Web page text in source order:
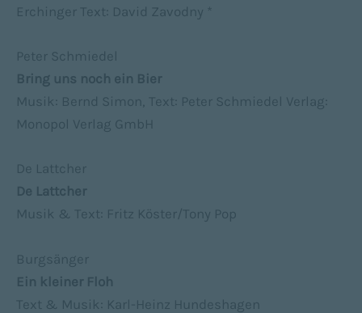
Erchinger Text: David Zavodny *
Peter Schmiedel
Bring uns noch ein Bier
Musik: Bernd Simon, Text: Peter Schmiedel Verlag:
Monopol Verlag GmbH
De Lattcher
De Lattcher
Musik & Text: Fritz Köster/Tony Pop
Burgsänger
Ein kleiner Floh
Text & Musik: Karl-Heinz Hundeshagen